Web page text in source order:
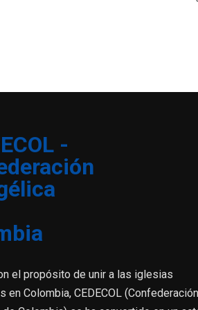
el propósito de unir a las iglesias
en Colombia, CEDECOL (Confederación